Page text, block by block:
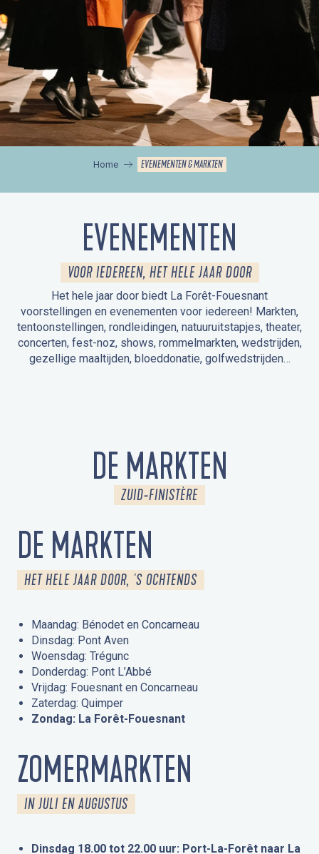
Home EVENEMENTEN & MARKTEN
EVENEMENTEN
VOOR IEDEREEN, HET HELE JAAR DOOR
Het hele jaar door biedt La Forêt-Fouesnant
voorstellingen en evenementen voor iedereen! Markten,
tentoonstellingen, rondleidingen, natuuruitstapjes, theater,
concerten, fest-noz, shows, rommelmarkten, wedstrijden,
gezellige maaltijden, bloeddonatie, golfwedstrijden…
DE MARKTEN
ZUID-FINISTÈRE
DE MARKTEN
HET HELE JAAR DOOR, 'S OCHTENDS
Maandag: Bénodet en Concarneau
Dinsdag: Pont Aven
Woensdag: Trégunc
Donderdag: Pont L’Abbé
Vrijdag: Fouesnant en Concarneau
Zaterdag: Quimper
Zondag: La Forêt-Fouesnant
ZOMERMARKTEN
IN JULI EN AUGUSTUS
Dinsdag 18.00 tot 22.00 uur: Port-La-Forêt naar La